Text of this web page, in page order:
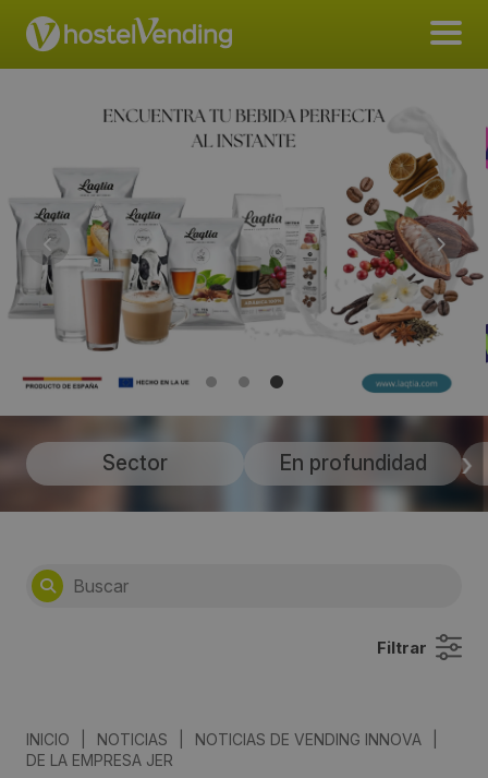
Sector En profundidad
Filtrar
INICIO NOTICIAS NOTICIAS DE VENDING INNOVA
DE LA EMPRESA JER